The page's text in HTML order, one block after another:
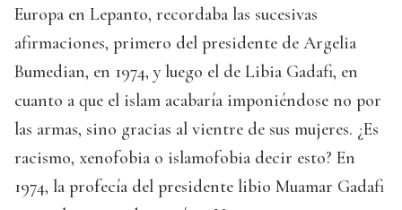
Europa en Lepanto, recordaba las sucesivas
afirmaciones, primero del presidente de Argelia
Bumedian, en 1974, y luego el de Libia Gadafi, en
cuanto a que el islam acabaría imponiéndose no por
las armas, sino gracias al vientre de sus mujeres. ¿Es
racismo, xenofobia o islamofobia decir esto? En
1974, la profecía del presidente libio Muamar Gadafi